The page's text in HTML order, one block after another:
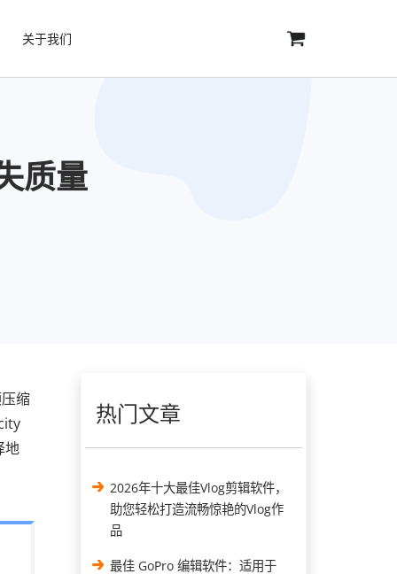
关于我们
质量
缩
地
热门文章
2026年十大最佳Vlog剪辑软件，
助您轻松打造流畅惊艳的Vlog作
品
最佳 GoPro 编辑软件：适用于